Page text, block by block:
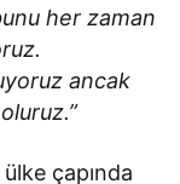
her zaman
ancak
çapında